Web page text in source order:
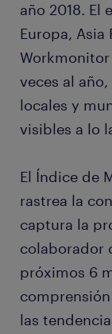
año 2018. El
Europa, Asia
veces al
locales y
visibles a lo
El Índice de
rastrea la
captura la
colaborador
próximos 6
las